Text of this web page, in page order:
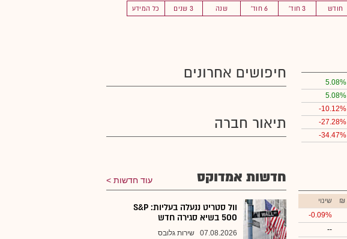
חודש 3 חוד' 6 חוד' שנה 3 שנים כל המידע
5.08%
5.08%
-10.12%
-27.28%
-34.47%
שינוי
-0.09%
--
חיפושים אחרונים
תיאור חברה
חדשות אמדוקס עוד חדשות
וול סטריט ננעלה בעליות: S&P
500 בשיא סגירה חדש
07.08.2026 שירות גלובס